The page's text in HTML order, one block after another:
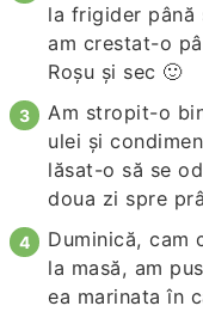
la frigider până
am crestat-o
Roşu şi sec 🙂
Am stropit-o
ulei şi
lăsat-o să se
doua zi spre
Duminică, cam
la masă, am
ea marinata în